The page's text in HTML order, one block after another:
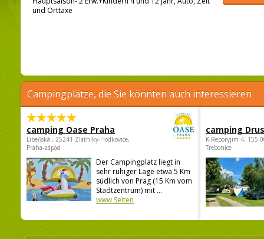
und Orttaxe
Campingplätze, die Sie könnten auch interessieren
camping Oase Praha
Libeňská , 25241 Zlatníky-Hodkovice,
Praha-západ
Der Campingplatz liegt in
sehr ruhiger Lage etwa 5 Km
südlich von Prag (15 Km vom
Stadtzentrum) mit ...
www Seiten
camping
K Reporyjim 4, 155
Trebonice